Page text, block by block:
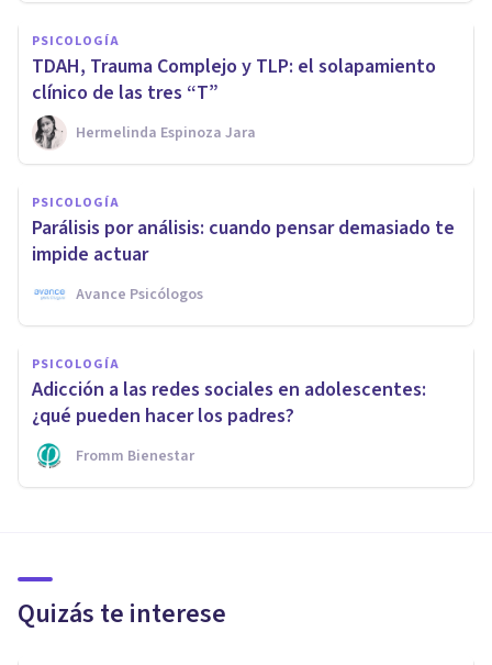
PSICOLOGÍA
TDAH, Trauma Complejo y TLP: el solapamiento
clínico de las tres “T”
Hermelinda Espinoza Jara
PSICOLOGÍA
Parálisis por análisis: cuando pensar demasiado te
impide actuar
Avance Psicólogos
PSICOLOGÍA
Adicción a las redes sociales en adolescentes:
¿qué pueden hacer los padres?
Fromm Bienestar
Quizás te interese